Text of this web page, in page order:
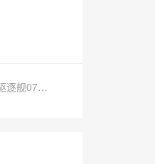
下一篇：比亚迪海洋网首款B+级超混轿车，驱逐舰07亮相上海车展